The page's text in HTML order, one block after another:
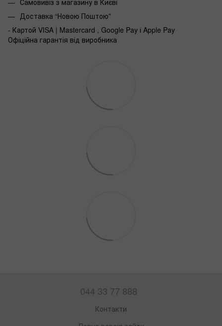
Доставка “Новою Поштою”
- Картой VISA | Mastercard , Google Pay і Apple Pay
Офіційна гарантія від виробника
044 33 77 888
Контакти